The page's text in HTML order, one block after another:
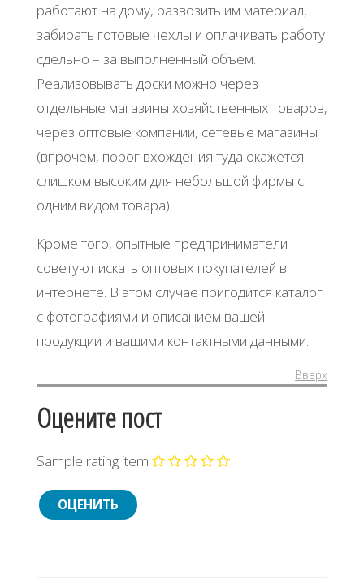
работают на дому, развозить им материал,
забирать готовые чехлы и оплачивать работу
сдельно – за выполненный объем.
Реализовывать доски можно через
отдельные магазины хозяйственных товаров,
через оптовые компании, сетевые магазины
(впрочем, порог вхождения туда окажется
слишком высоким для небольшой фирмы с
одним видом товара).
Кроме того, опытные предприниматели
советуют искать оптовых покупателей в
интернете. В этом случае пригодится каталог
с фотографиями и описанием вашей
продукции и вашими контактными данными.
Вверх
Оцените пост
Sample rating item